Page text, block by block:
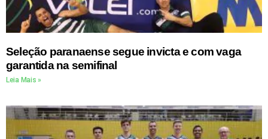
Seleção paranaense segue invicta e com vaga
garantida na semifinal
Leia Mais »